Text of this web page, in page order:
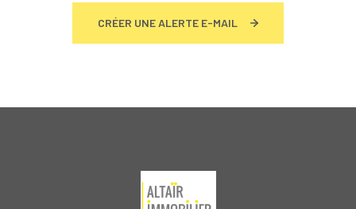
CRÉER UNE ALERTE E-MAIL